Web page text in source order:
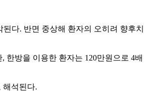
다. 반면 중상해 환자의 오히려 향후치
한방을 이용한 환자는 120만원으로 4배
해석된다.